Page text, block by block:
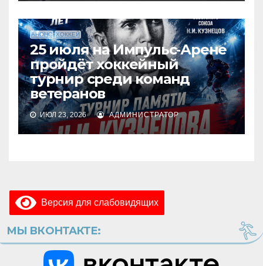
АНОНС ХОККЕЙ
25 июля на Импульс‑Арене
пройдёт хоккейный
турнир среди команд
ветеранов
ИЮЛ 23, 2026 АДМИНИСТРАТОР
Версия для слабовидящих
МЫ ВКОНТАКТЕ: